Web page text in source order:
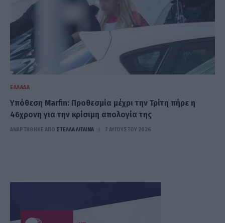
ΕΛΛΆΔΑ
Υπόθεση Marfin: Προθεσμία μέχρι την Τρίτη πήρε η
46χρονη για την κρίσιμη απολογία της
ΑΝΑΡΤΗΘΗΚΕ ΑΠΟ ΣΤΈΛΛΑ ΛΊΤΑΙΝΑ 7 ΑΥΓΟΎΣΤΟΥ 2026